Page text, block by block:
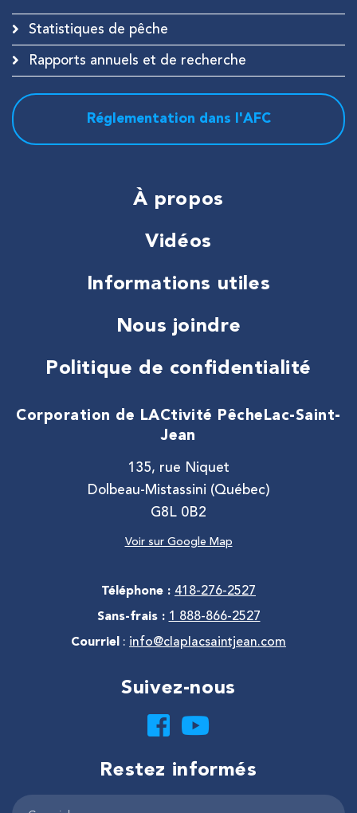
Statistiques de pêche
Rapports annuels et de recherche
Réglementation dans l'AFC
À propos
Vidéos
Informations utiles
Nous joindre
Politique de confidentialité
Corporation de LACtivité Pêche Lac-Saint-
Jean
135, rue Niquet
Dolbeau-Mistassini (Québec)
G8L 0B2
Voir sur Google Map
Téléphone : 418-276-2527
Sans-frais : 1 888-866-2527
Courriel : info@claplacsaintjean.com
Suivez-nous
Restez informés